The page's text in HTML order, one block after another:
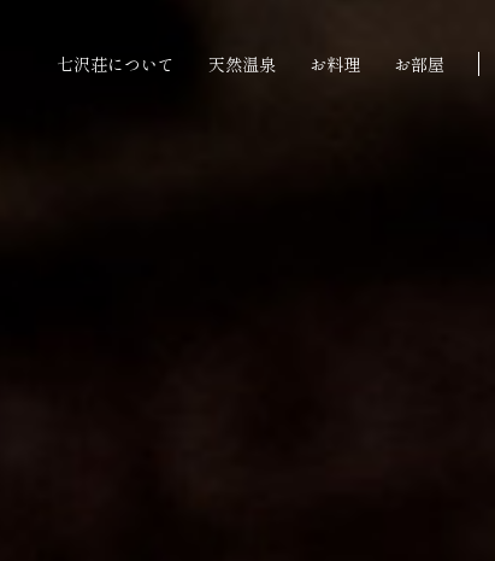
七沢荘について 天然温泉 お料理 お部屋